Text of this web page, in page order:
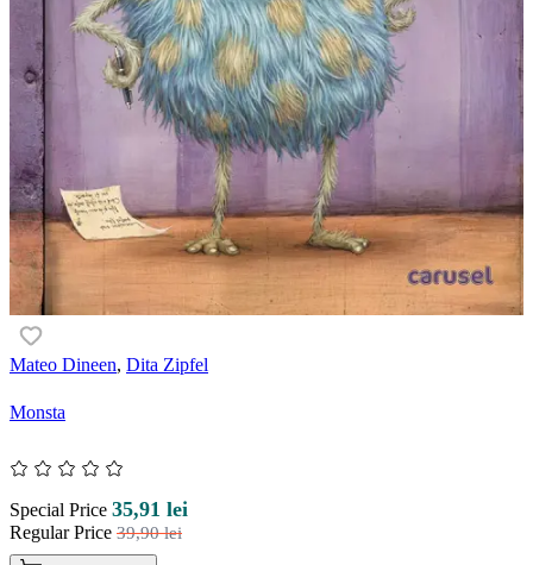
Mateo Dineen, Dita Zipfel
Monsta
Special Price 35,91 lei
Regular Price 39,90 lei